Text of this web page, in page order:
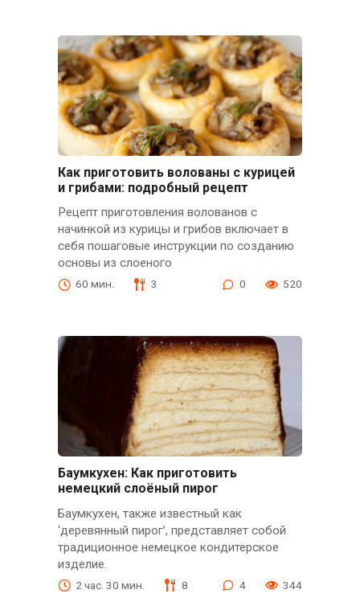
Как приготовить волованы с курицей
и грибами: подробный рецепт
Рецепт приготовления волованов с
начинкой из курицы и грибов включает в
себя пошаговые инструкции по созданию
основы из слоеного
60 мин. 3 0 520
Баумкухен: Как приготовить
немецкий слоёный пирог
Баумкухен, также известный как
‘деревянный пирог’, представляет собой
традиционное немецкое кондитерское
изделие.
2 час. 30 мин. 8 4 344